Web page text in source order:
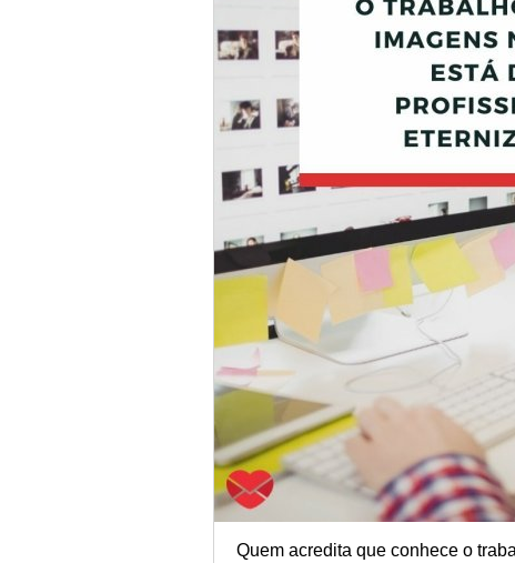
Quem acredita que conhece o